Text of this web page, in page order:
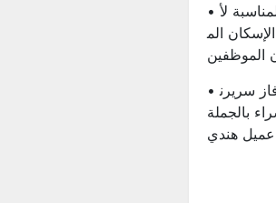
• كيفية اختيار الشركة المصنعة المناسبة لأ
الم
الموظفين
• ثلاث زيارات لمعرض ييرو: كيف فاز سريرن
بالجملة
هندي